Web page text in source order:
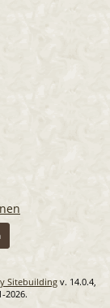
Sitebuilding v. 14.0.4,
2026.